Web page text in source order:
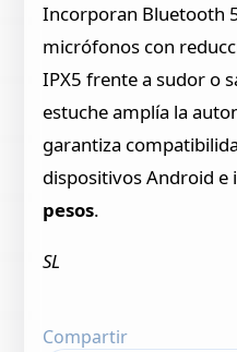
Incorporan Bluetooth
micrófonos con
IPX5 frente a sudor o
estuche amplía la
garantiza
dispositivos Android e
pesos.
SL
Compartir